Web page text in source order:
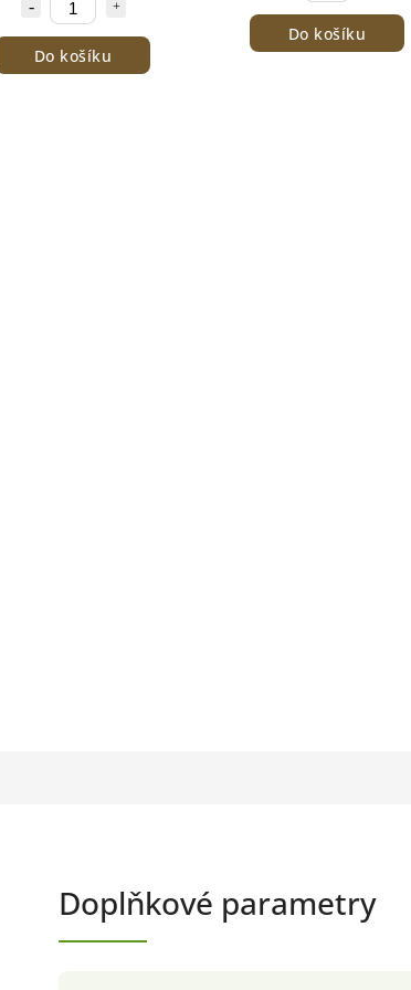
Do košíku
Do košíku
Doplňkové parametry